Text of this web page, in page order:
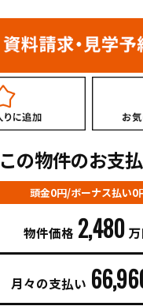
この物件のお支
頭金0円/ボーナス払い0
物件価格 2,480
月々の支払い